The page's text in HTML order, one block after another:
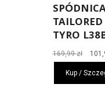
TYRO
169,99zł
cena
Kup /